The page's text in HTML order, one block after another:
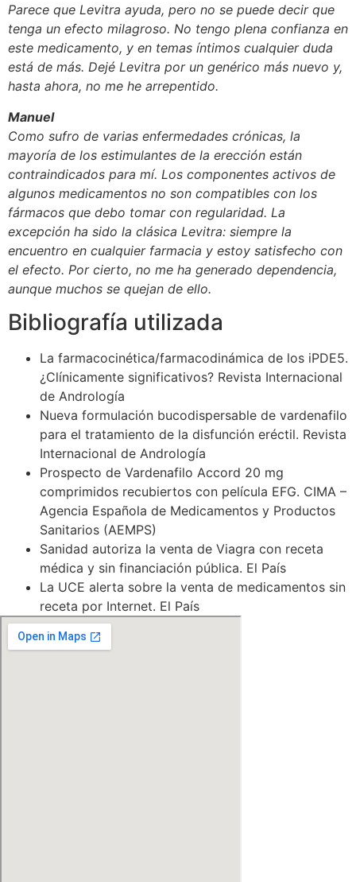
Parece que Levitra ayuda, pero no se puede decir que
tenga un efecto milagroso. No tengo plena confianza en
este medicamento, y en temas íntimos cualquier duda
está de más. Dejé Levitra por un genérico más nuevo y,
hasta ahora, no me he arrepentido.
Manuel
Como sufro de varias enfermedades crónicas, la
mayoría de los estimulantes de la erección están
contraindicados para mí. Los componentes activos de
algunos medicamentos no son compatibles con los
fármacos que debo tomar con regularidad. La
excepción ha sido la clásica Levitra: siempre la
encuentro en cualquier farmacia y estoy satisfecho con
el efecto. Por cierto, no me ha generado dependencia,
aunque muchos se quejan de ello.
Bibliografía utilizada
La farmacocinética/farmacodinámica de los iPDE5.
¿Clínicamente significativos? Revista Internacional
de Andrología
Nueva formulación bucodispersable de vardenafilo
para el tratamiento de la disfunción eréctil. Revista
Internacional de Andrología
Prospecto de Vardenafilo Accord 20 mg
comprimidos recubiertos con película EFG. CIMA –
Agencia Española de Medicamentos y Productos
Sanitarios (AEMPS)
Sanidad autoriza la venta de Viagra con receta
médica y sin financiación pública. El País
La UCE alerta sobre la venta de medicamentos sin
receta por Internet. El País